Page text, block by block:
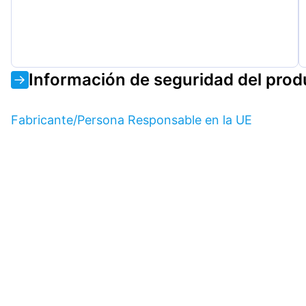
Información de seguridad del
Fabricante/Persona Responsable en la UE